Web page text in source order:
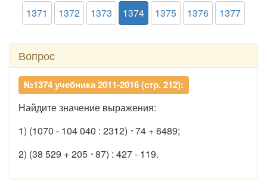
1371 1372 1373 1374 1375 1376 1377
Вопрос
№1374 учебника 2011-2016 (стр. 212):
Найдите значение выражения:
1) (1070 - 104 040 : 2312)
74 + 6489;
2) (38 529 + 205 87) : 427 - 119.